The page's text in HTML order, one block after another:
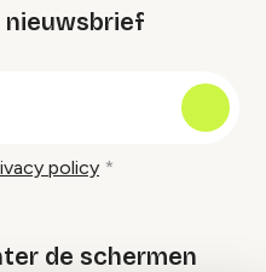
nieuwsbrief
policy
de schermen